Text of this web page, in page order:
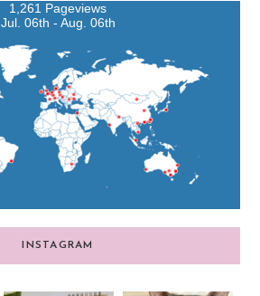
1,261 Pageviews
Jul. 06th - Aug. 06th
INSTAGRAM